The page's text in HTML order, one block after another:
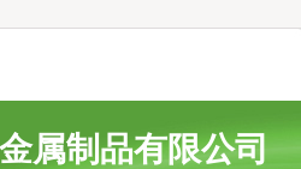
属制品有限公司